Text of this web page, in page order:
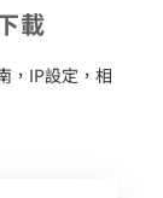
載
，IP設定，相